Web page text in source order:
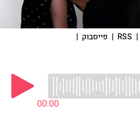
|
RSS
| פייסבוק |
00:00